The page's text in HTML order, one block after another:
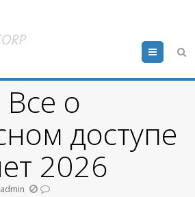
Menu
о
доступе
2026